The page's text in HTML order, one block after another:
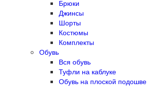
Брюки
Джинсы
Шорты
Костюмы
Комплекты
Обувь
Вся обувь
Туфли на каблуке
Обувь на плоской подошве